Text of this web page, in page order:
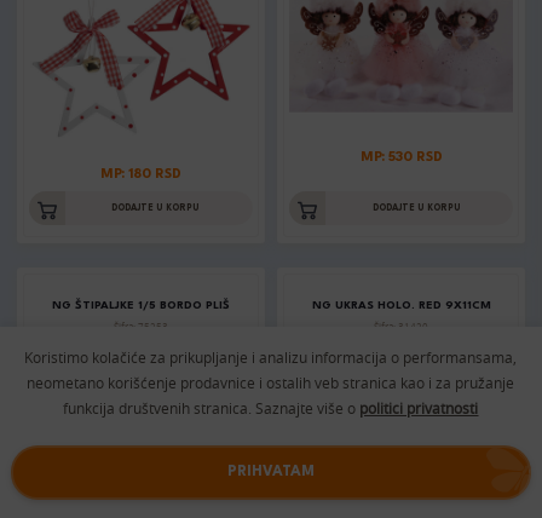
MP: 180 RSD
DODAJTE U KORPU
MP: 530 RSD
DODAJTE U KORPU
NG ŠTIPALJKE 1/5 BORDO PLIŠ
Šifra: 75253
NG UKRAS HOLO. RED 9X11CM
Šifra: 31420
Koristimo kolačiće za prikupljanje i analizu informacija o performansama,
neometano korišćenje prodavnice i ostalih veb stranica kao i za pružanje
funkcija društvenih stranica. Saznajte više o politici privatnosti
PRIHVATAM